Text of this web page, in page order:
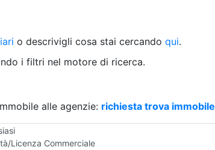
Casale
d'Albergo
Licenza Commerciale
o descrivigli cosa stai cercando qui.
i filtri nel motore di ricerca.
alle agenzie: richiesta trova immobile